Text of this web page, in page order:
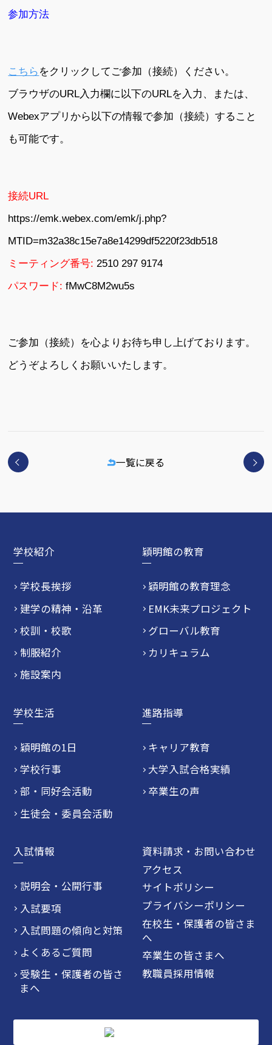
参加方法
こちら をクリックしてご参加（接続）ください。
ブラウザのURL入力欄に以下のURLを入力、または、
Webexアプリから以下の情報で参加（接続）すること
も可能です。
接続URL
https://emk.webex.com/emk/j.php?
MTID=m32a38c15e7a8e14299df5220f23db518
ミーティング番号: 2510 297 9174
パスワード: fMwC8M2wu5s
ご参加（接続）を心よりお待ち申し上げております。
どうぞよろしくお願いいたします。
一覧に戻る
学校紹介
学校長挨拶
建学の精神・沿革
校訓・校歌
制服紹介
施設案内
穎明館の教育
穎明館の教育理念
EMK未来プロジェクト
グローバル教育
カリキュラム
学校生活
穎明館の1日
学校行事
部・同好会活動
生徒会・委員会活動
進路指導
キャリア教育
大学入試合格実績
卒業生の声
入試情報
説明会・公開行事
入試要項
入試問題の傾向と対策
よくあるご質問
受験生・保護者の皆さ
まへ
資料請求・お問い合わせ
アクセス
サイトポリシー
プライバシーポリシー
在校生・保護者の皆さま
へ
卒業生の皆さまへ
教職員採用情報